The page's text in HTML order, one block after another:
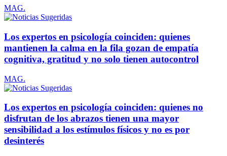
MAG.
Los expertos en psicología coinciden: quienes
mantienen la calma en la fila gozan de empatía
cognitiva, gratitud y no solo tienen autocontrol
MAG.
Los expertos en psicología coinciden: quienes no
disfrutan de los abrazos tienen una mayor
sensibilidad a los estímulos físicos y no es por
desinterés